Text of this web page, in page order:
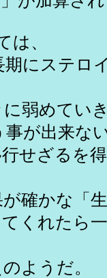
は、
期にステロ
弱めてい
事が出来な
せざるを得
が確かな「
くれたら
ようだ。